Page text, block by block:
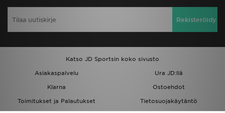
Rekisteröidy
Katso JD Sportsin koko sivusto
Asiakaspalvelu
Ura JD:llä
Klarna
Ostoehdot
Toimitukset ja Palautukset
Tietosuojakäytäntö